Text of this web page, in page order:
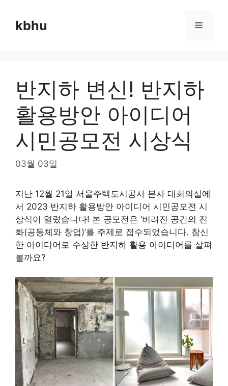
contentkbhu Menu
반지하 변신! 반지하
활용방안 아이디어
시민공모전 시상식
03월 03일
지난 12월 21일 서울주택도시공사 본사 대회의실에
서 2023 반지하 활용방안 아이디어 시민공모전 시
상식이 열렸습니다! 본 공모전은 ‘버려진 공간의 진
화(공동체와 창업)’를 주제로 접수되었습니다. 참신
한 아이디어로 수상한 반지하 활용 아이디어를 살펴
볼까요?